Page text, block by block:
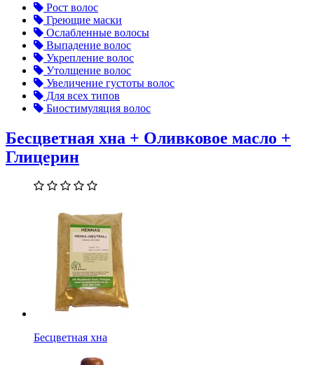
Рост волос
Греющие маски
Ослабленные волосы
Выпадение волос
Укрепление волос
Утолщение волос
Увеличение густоты волос
Для всех типов
Биостимуляция волос
Бесцветная хна + Оливковое масло +
Глицерин
Бесцветная хна